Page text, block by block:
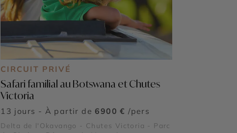
CIRCUIT PRIVÉ
Safari familial au Botswana et Chutes
Victoria
13 jours - À partir de 6900 € /pers
Delta de l'Okavango - Chutes Victoria - Parc